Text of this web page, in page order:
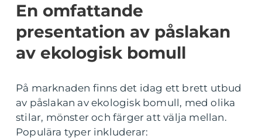
En omfattande
presentation av påslakan
av ekologisk bomull
På marknaden finns det idag ett brett utbud
av påslakan av ekologisk bomull, med olika
stilar, mönster och färger att välja mellan.
Populära typer inkluderar: